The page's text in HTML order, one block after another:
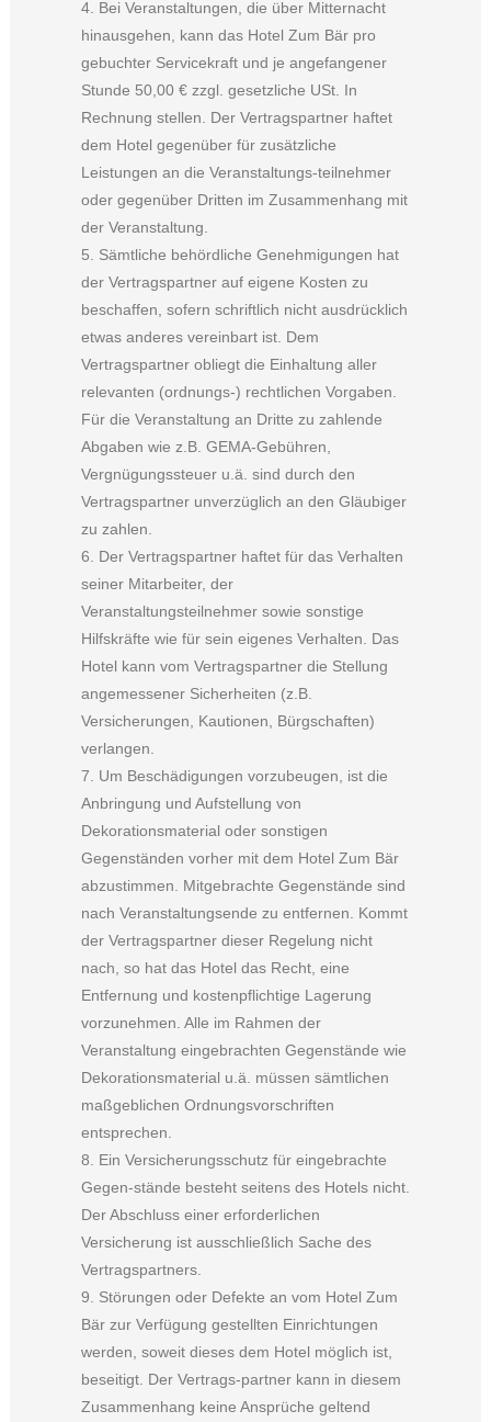
4. Bei Veranstaltungen, die über Mitternacht
hinausgehen, kann das Hotel Zum Bär pro
gebuchter Servicekraft und je angefangener
Stunde 50,00 € zzgl. gesetzliche USt. In
Rechnung stellen. Der Vertragspartner haftet
dem Hotel gegenüber für zusätzliche
Leistungen an die Veranstaltungs-teilnehmer
oder gegenüber Dritten im Zusammenhang mit
der Veranstaltung.
5. Sämtliche behördliche Genehmigungen hat
der Vertragspartner auf eigene Kosten zu
beschaffen, sofern schriftlich nicht ausdrücklich
etwas anderes vereinbart ist. Dem
Vertragspartner obliegt die Einhaltung aller
relevanten (ordnungs-) rechtlichen Vorgaben.
Für die Veranstaltung an Dritte zu zahlende
Abgaben wie z.B. GEMA-Gebühren,
Vergnügungssteuer u.ä. sind durch den
Vertragspartner unverzüglich an den Gläubiger
zu zahlen.
6. Der Vertragspartner haftet für das Verhalten
seiner Mitarbeiter, der
Veranstaltungsteilnehmer sowie sonstige
Hilfskräfte wie für sein eigenes Verhalten. Das
Hotel kann vom Vertragspartner die Stellung
angemessener Sicherheiten (z.B.
Versicherungen, Kautionen, Bürgschaften)
verlangen.
7. Um Beschädigungen vorzubeugen, ist die
Anbringung und Aufstellung von
Dekorationsmaterial oder sonstigen
Gegenständen vorher mit dem Hotel Zum Bär
abzustimmen. Mitgebrachte Gegenstände sind
nach Veranstaltungsende zu entfernen. Kommt
der Vertragspartner dieser Regelung nicht
nach, so hat das Hotel das Recht, eine
Entfernung und kostenpflichtige Lagerung
vorzunehmen. Alle im Rahmen der
Veranstaltung eingebrachten Gegenstände wie
Dekorationsmaterial u.ä. müssen sämtlichen
maßgeblichen Ordnungsvorschriften
entsprechen.
8. Ein Versicherungsschutz für eingebrachte
Gegen-stände besteht seitens des Hotels nicht.
Der Abschluss einer erforderlichen
Versicherung ist ausschließlich Sache des
Vertragspartners.
9. Störungen oder Defekte an vom Hotel Zum
Bär zur Verfügung gestellten Einrichtungen
werden, soweit dieses dem Hotel möglich ist,
beseitigt. Der Vertrags-partner kann in diesem
Zusammenhang keine Ansprüche geltend